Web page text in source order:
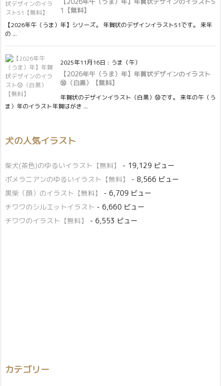
1【無料】
【2026年午（うま）年】シリーズ。 年賀状のデザインイラスト51です。 来年
の ...
2025年11月16日 : うま（午）
【2026年午（うま）年】年賀状デザインのイラスト
㊿（白黒）【無料】
年賀状のデザインイラスト（白黒）㊿です。 来年の午（う
ま）年のイラスト年賀はがき ...
犬の人気イラスト
柴犬(茶色)のゆるいイラスト【無料】
- 19,129 ビュー
ポメラニアンのゆるいイラスト【無料】
- 8,566 ビュー
黒柴（顔）のイラスト【無料】
- 6,709 ビュー
チワワのシルエットイラスト - 6,660 ビュー
チワワのイラスト【無料】
- 6,553 ビュー
カテゴリー